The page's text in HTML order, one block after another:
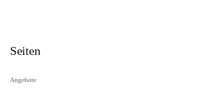
Seiten
Angebote